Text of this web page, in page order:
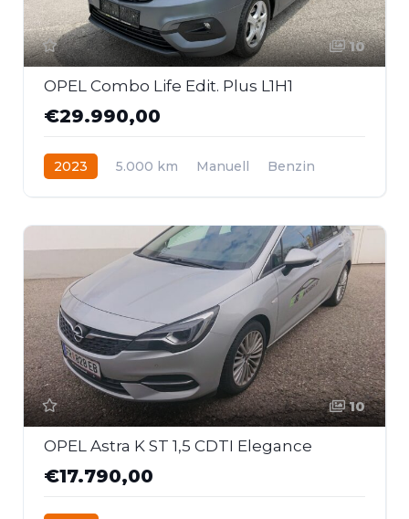
10
OPEL Combo Life Edit. Plus L1H1
€29.990,00
2023 5.000 km Manuell
Benzin
10
OPEL Astra K ST 1,5 CDTI Elegance
€17.790,00